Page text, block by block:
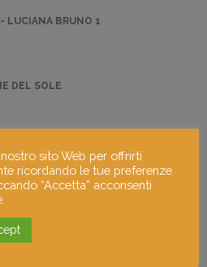
LUCIANA BRUNO 1
DEL SOLE
GIOVANNI MASCIA 3
sito Web per offrirti
ricordando le tue preferenze
“Accetta” acconsenti